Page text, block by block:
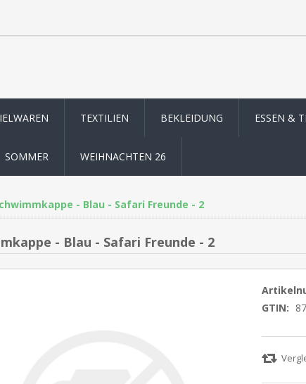
TEXTILIEN BEKLEIDUNG ESSEN &
SOMMER WEIHNACHTEN 26
- Blau - Safari Freunde - 2
- Blau - Safari Freunde - 2
GTIN: